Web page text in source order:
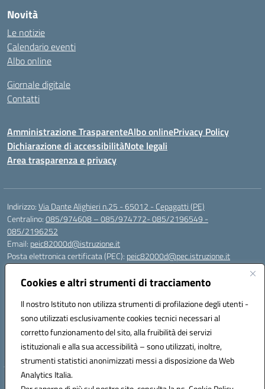
Cookies e altri strumenti di tracciamento
Il nostro Istituto non utilizza strumenti di profilazione degli utenti -
sono utilizzati esclusivamente cookies tecnici necessari al
corretto funzionamento del sito, alla fruibilità dei servizi
istituzionali e alla sua accessibilità – sono utilizzati, inoltre,
strumenti statistici anonimizzati messi a disposizione da Web
Analytics Italia.
Novità
Le notizie
Calendario eventi
Albo online
Giornale digitale
Contatti
Amministrazione TrasparenteAlbo onlinePrivacy Policy
Dichiarazione di accessibilitàNote legali
Area trasparenza e privacy
Indirizzo:Via Dante Alighieri n.25 - 65012 - Cepagatti (PE)
Centralino:085/974608 – 085/974772- 085/2196549 -
085/2196252
Email: peic82000d@istruzione.it
Posta elettronica certificata (PEC): peic82000d@pec.istruzione.it
Codice fiscale: 91100590685
Codice meccanografico: PEIC82000D
Codice Indice delle Pubbliche Amministrazioni (IPA): istsc_peic82000d
Codice unico di fatturazione (CUF): UFYS5I
Sede provvisoria dell'Istituto Comprensivo Cepagatti
Via Elsa Morante, 12 - 65012 - Villareia (PE)
Hosting & Powered by 3D Solution S.r.l.